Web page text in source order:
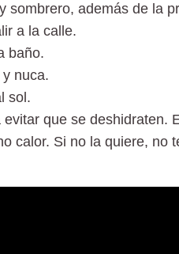
sombrero, además de la
a la calle.
baño.
nuca.
sol.
que se deshidraten.
calor. Si no la quiere, no